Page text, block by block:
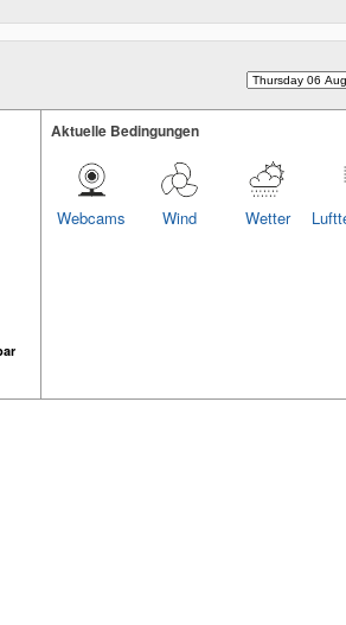
Aktuelle Bedingungen
Wetter
Wind
Webcams